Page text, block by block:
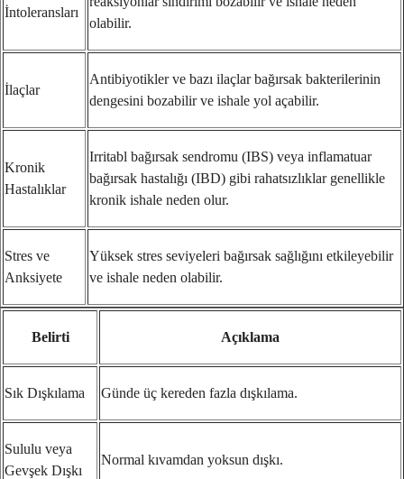
İntoleransları
olabilir.
İlaçlar
Antibiyotikler ve bazı ilaçlar bağırsak bakterilerinin
dengesini bozabilir ve ishale yol açabilir.
Kronik
Hastalıklar
Irritabl bağırsak sendromu (IBS) veya inflamatuar
bağırsak hastalığı (IBD) gibi rahatsızlıklar genellikle
kronik ishale neden olur.
Stres ve
Anksiyete
Yüksek stres seviyeleri bağırsak sağlığını etkileyebilir
ve ishale neden olabilir.
Belirti Açıklama
Sık Dışkılama Günde üç kereden fazla dışkılama.
Sululu veya
Gevşek Dışkı
Normal kıvamdan yoksun dışkı.